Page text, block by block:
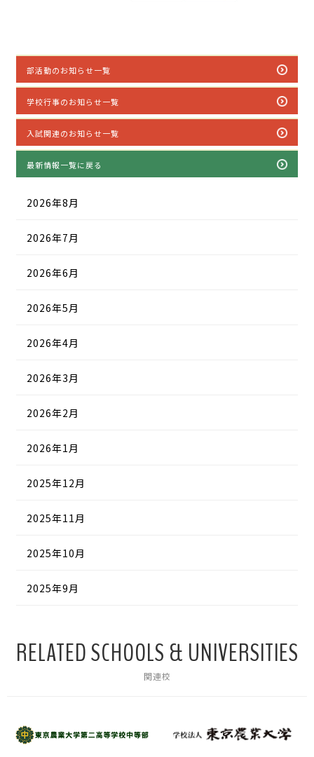
部活動のお知らせ一覧
学校行事のお知らせ一覧
入試関連のお知らせ一覧
最新情報一覧に戻る
2026年8月
2026年7月
2026年6月
2026年5月
2026年4月
2026年3月
2026年2月
2026年1月
2025年12月
2025年11月
2025年10月
2025年9月
RELATED SCHOOLS & UNIVERSITIES
関連校